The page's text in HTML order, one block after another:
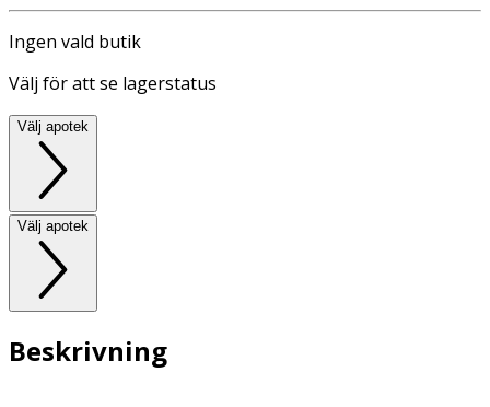
Ingen vald butik
Välj för att se lagerstatus
Välj apotek
Välj apotek
Beskrivning